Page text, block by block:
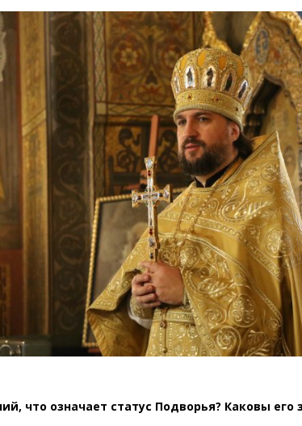
что означает статус Подворья? Каковы его